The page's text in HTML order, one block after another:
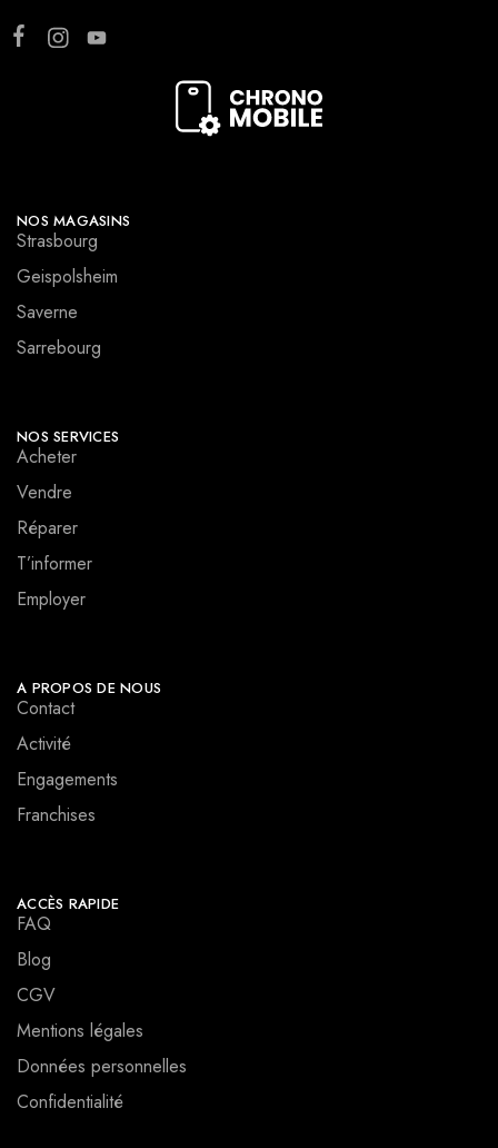
NOS MAGASINS
Strasbourg
Geispolsheim
Saverne
Sarrebourg
NOS SERVICES
Acheter
Vendre
Réparer
T’informer
Employer
A PROPOS DE NOUS
Contact
Activité
Engagements
Franchises
ACCÈS RAPIDE
FAQ
Blog
CGV
Mentions légales
Données personnelles
Confidentialité